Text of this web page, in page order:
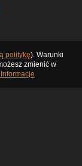
politykę). Warunki
zmienić w